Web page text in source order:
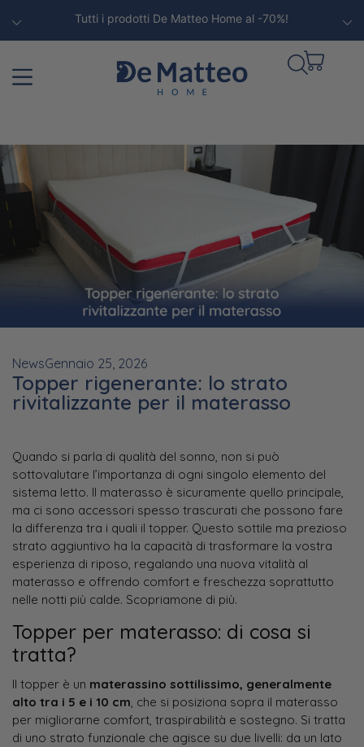
Tutti i prodotti De Matteo Home al -70%!
NewsGennaio 25, 2026
Topper rigenerante: lo strato
rivitalizzante per il materasso
Quando si parla di qualità del sonno, non si può
sottovalutare l’importanza di ogni singolo elemento del
sistema letto. Il materasso è sicuramente quello principale,
ma ci sono accessori spesso trascurati che possono fare
la differenza tra i quali il topper. Questo sottile ma prezioso
strato aggiuntivo ha la capacità di trasformare la vostra
esperienza di riposo, regalando una nuova vitalità al
materasso e offrendo comfort e freschezza soprattutto
nelle notti più calde. Scopriamone di più.
Topper per materasso: di cosa si
tratta?
Il topper è un materassino sottilissimo, generalmente
alto tra i 5 e i 10 cm, che si posiziona sopra il materasso
per migliorarne comfort, traspirabilità e sostegno. Si tratta
di uno strato funzionale che agisce su due livelli: da un lato